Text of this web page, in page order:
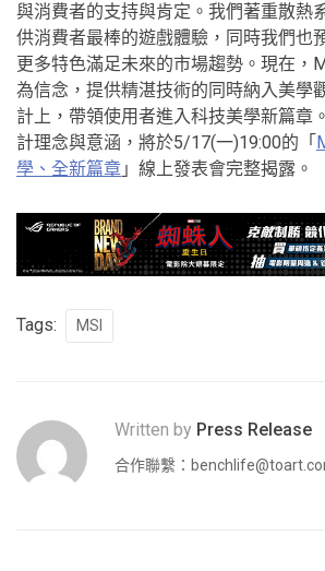
與消費者的支持與肯定。我們著重散熱
供消費者最棒的遊戲體驗，同時我們也
更多特色滿足未來的市場趨勢。現在，
為信念，提供精湛技術的同時納入美學
計上，帶領使用者進入科技美學新篇章
計理念與意涵，將於5/17(一)19:00的「
學、全新篇章 」線上發表會完整揭露。
Tags: MSI
Written by Press Release
合作聯繫：